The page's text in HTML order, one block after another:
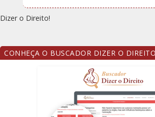
Dizer o Direito!
CONHEÇA O BUSCADOR DIZER O DIREITO